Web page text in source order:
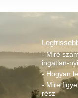
- Mire
ingatlan-
- Hogyan
- Mire
rész